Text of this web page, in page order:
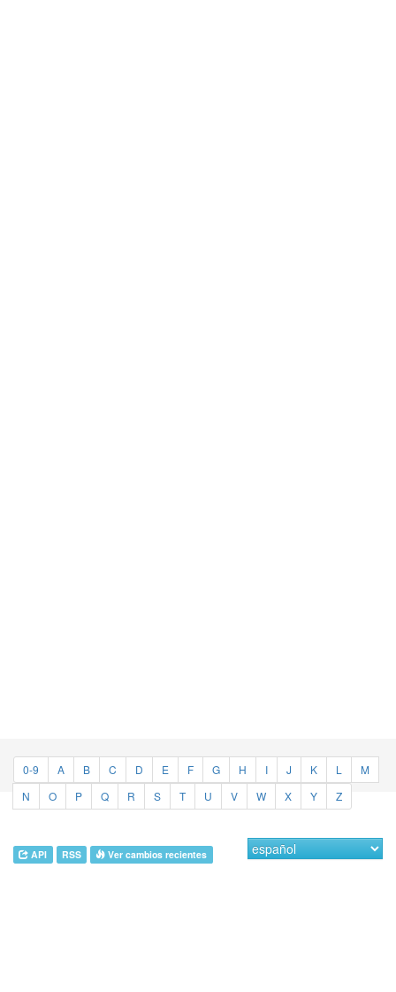
0-9 A B C D E F G H I J K L
M
N
O P Q R S T U V W X Y Z
API RSS Ver cambios recientes